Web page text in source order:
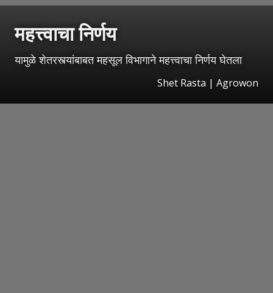
महत्त्वाचा निर्णय
यामुळे शेतरस्त्यांबाबत महसूल विभागाने महत्त्वाचा निर्णय घेतला
Shet Rasta | Agrowon